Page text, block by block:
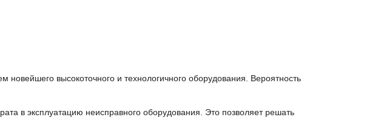
высокоточного и технологичного оборудования. Вероятность
в эксплуатацию неисправного оборудования. Это позволяет решать